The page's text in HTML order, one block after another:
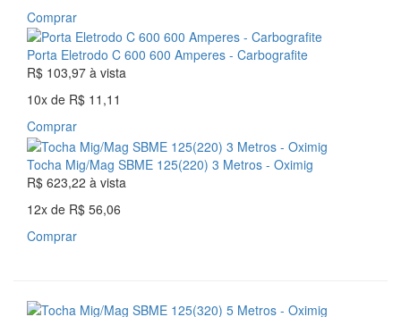
Comprar
Porta Eletrodo C 600 600 Amperes - Carbografite
R$ 103,97 à vista
10x de R$ 11,11
Comprar
Tocha Mig/Mag SBME 125(220) 3 Metros - Oximig
R$ 623,22 à vista
12x de R$ 56,06
Comprar